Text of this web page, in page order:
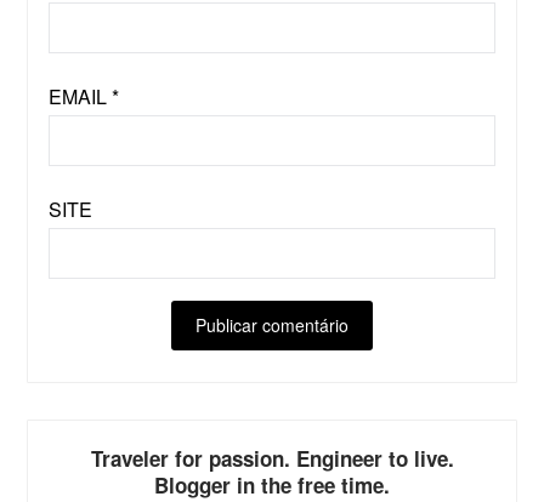
EMAIL*
SITE
Traveler for passion. Engineer to live.
Blogger in the free time.